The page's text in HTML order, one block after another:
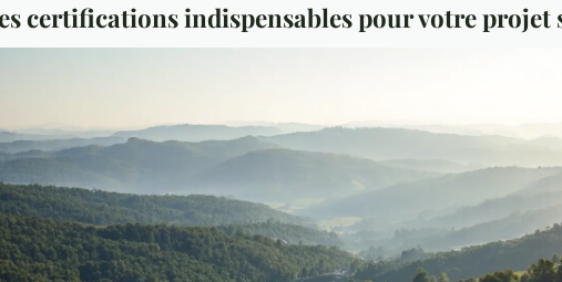
certifications indispensables pour votre projet